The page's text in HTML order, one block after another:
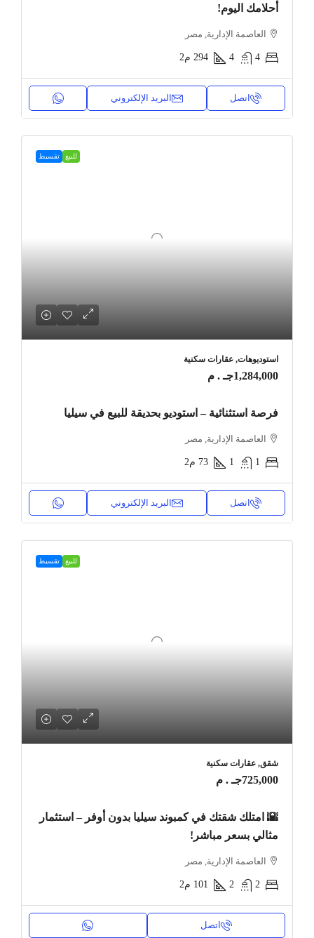
أحلامك اليوم!
العاصمة الإدارية, مصر
4
4
294 م2
اتصل البريد الإلكتروني
للبيع تقسيط
استوديوهات, عقارات سكنية
1,284,000جـ . م
فرصة استثنائية – استوديو بحديقة للبيع في سيليا
العاصمة الإدارية, مصر
1
1
73 م2
اتصل البريد الإلكتروني
للبيع تقسيط
شقق, عقارات سكنية
725,000جـ . م
🌇 امتلك شقتك في كمبوند سيليا بدون أوفر – استثمار
مثالي بسعر مباشر!
العاصمة الإدارية, مصر
2
2
101 م2
اتصل